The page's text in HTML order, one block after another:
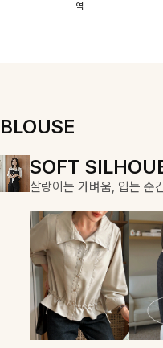
스에요🖤
역
BLOUSE
SOFT
살랑이는 가벼움, 입는 순
COZY
매일의 일상을 부드럽게
DOUBLE THE
함께할 때 더욱 완벽한, 합